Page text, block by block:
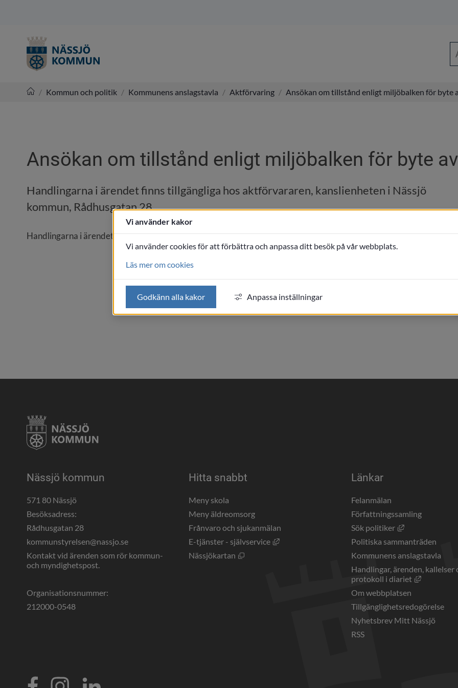
/ Kommun och politik / Kommunens anslagstavla / Aktförvaring / Ansökan om tillstånd enligt miljöbalken för byte
Ansökan om tillstånd enligt miljöbalken för byte
Handlingarna i ärendet finns tillgängliga hos aktförvararen, kanslienheten i Nässjö
kommun, Rådhusgatan 28.
Handlingarna i ärendet hålls tillgängliga för allmänheten hos Nässjö kommun.
Nässjö kommun
571 80 Nässjö
Besöksadress:
Rådhusgatan 28
kommunstyrelsen@nassjo.se
Kontakt vid ärenden som rör kommun-
och myndighetspost.
Organisationsnummer:
212000-0548
Hitta snabbt
Meny skola
Meny äldreomsorg
Frånvaro och sjukanmälan
E-tjänster - självservice
Länk till annan webbplats, öppnas i nytt fönster.
Nässjökartan
Länkar
Felanmälan
Författningssamling
Sök politiker
Länk till annan
Politiska sammanträden
Kommunens anslagstavla
Handlingar, ärenden, kallelser
protokoll i diariet
Länk till
Om webbplatsen
Tillgänglighetsredogörelse
Nyhetsbrev Mitt Nässjö
RSS
Vi använder kakor
Vi använder cookies för att förbättra och anpassa ditt besök på vår webbplats.
Läs mer om cookies
Godkänn alla kakor Anpassa inställningar